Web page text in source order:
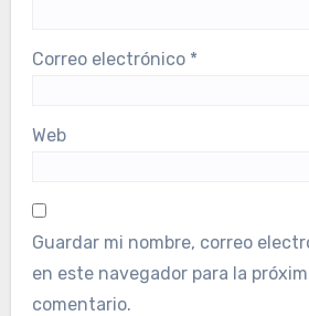
Correo electrónico *
Web
Guardar mi nombre, correo
en este navegador para la
comentario.